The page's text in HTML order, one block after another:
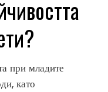
при младите
като